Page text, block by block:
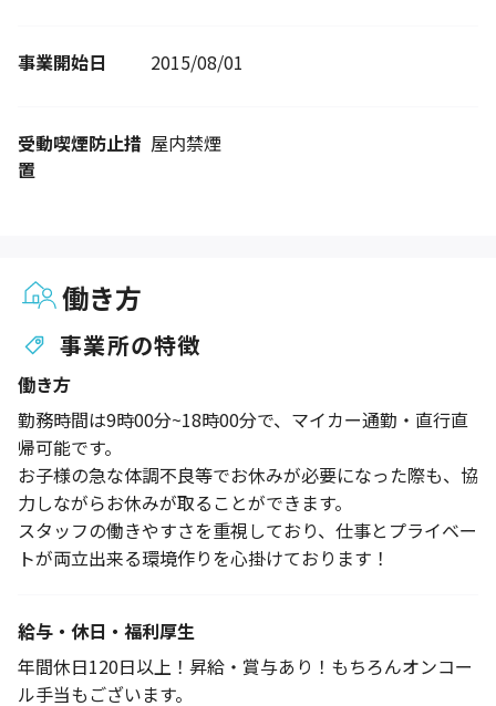
事業開始日 2015/08/01
受動喫煙防止措
置
屋内禁煙
働き方
事業所の特徴
働き方
勤務時間は9時00分~18時00分で、マイカー通勤・直行直
帰可能です。
お子様の急な体調不良等でお休みが必要になった際も、協
力しながらお休みが取ることができます。
スタッフの働きやすさを重視しており、仕事とプライベー
トが両立出来る環境作りを心掛けております！
給与・休日・福利厚生
年間休日120日以上！昇給・賞与あり！もちろんオンコー
ル手当もございます。